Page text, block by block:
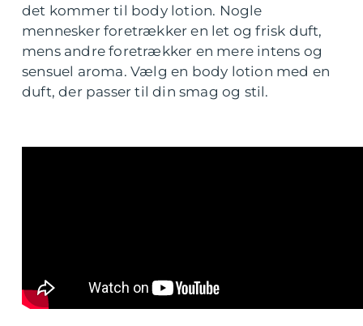
det kommer til body lotion. Nogle
mennesker foretrækker en let og frisk duft,
mens andre foretrækker en mere intens og
sensuel aroma. Vælg en body lotion med en
duft, der passer til din smag og stil.